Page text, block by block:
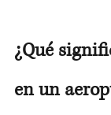
¿Qué
en un